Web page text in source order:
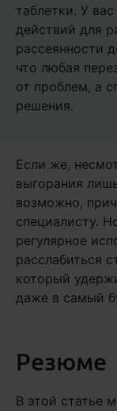
таблетки. У
действий для
рассеянности
что любая
от проблем, а
решения.
Если же,
выгорания
возможно,
специалисту.
регулярное
расслабиться
который
даже в самый
Резюме
В этой статье